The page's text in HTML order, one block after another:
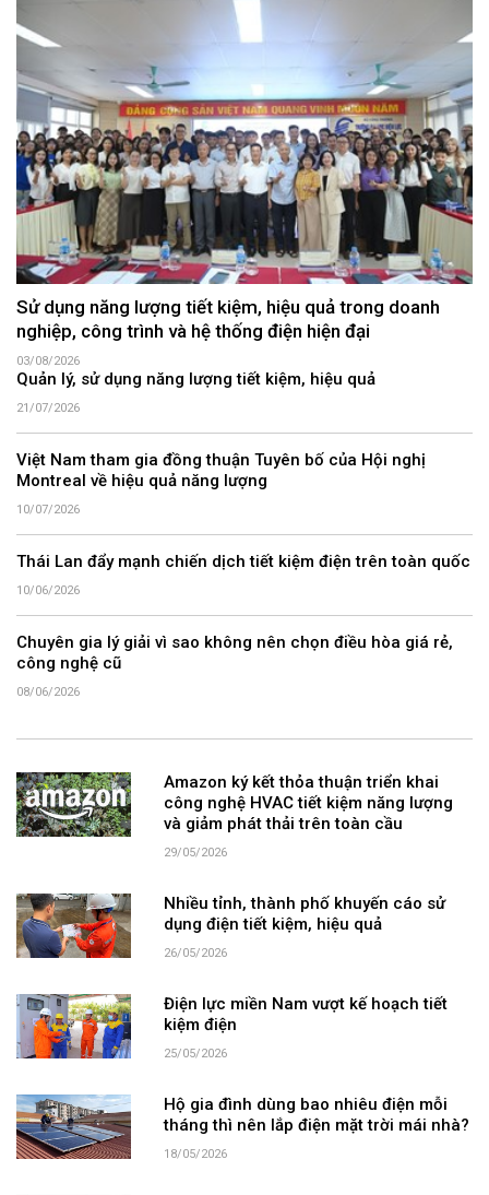
Sử dụng năng lượng tiết kiệm, hiệu quả trong doanh
nghiệp, công trình và hệ thống điện hiện đại
03/08/2026
Quản lý, sử dụng năng lượng tiết kiệm, hiệu quả
21/07/2026
Việt Nam tham gia đồng thuận Tuyên bố của Hội nghị
Montreal về hiệu quả năng lượng
10/07/2026
Thái Lan đẩy mạnh chiến dịch tiết kiệm điện trên toàn quốc
10/06/2026
Chuyên gia lý giải vì sao không nên chọn điều hòa giá rẻ,
công nghệ cũ
08/06/2026
Amazon ký kết thỏa thuận triển khai
công nghệ HVAC tiết kiệm năng lượng
và giảm phát thải trên toàn cầu
29/05/2026
Nhiều tỉnh, thành phố khuyến cáo sử
dụng điện tiết kiệm, hiệu quả
26/05/2026
Điện lực miền Nam vượt kế hoạch tiết
kiệm điện
25/05/2026
Hộ gia đình dùng bao nhiêu điện mỗi
tháng thì nên lắp điện mặt trời mái nhà?
18/05/2026